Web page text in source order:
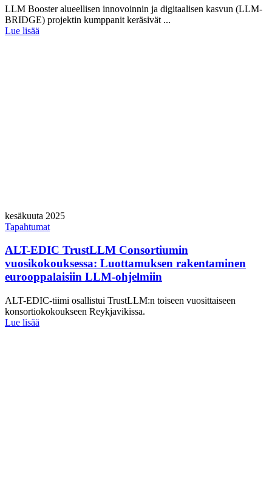
LLM Booster alueellisen innovoinnin ja digitaalisen kasvun (LLM-
BRIDGE) projektin kumppanit keräsivät ...
Lue lisää
kesäkuuta 2025
Tapahtumat
ALT-EDIC TrustLLM Consortiumin
vuosikokouksessa: Luottamuksen rakentaminen
eurooppalaisiin LLM-ohjelmiin
ALT-EDIC-tiimi osallistui TrustLLM:n toiseen vuosittaiseen
konsortiokokoukseen Reykjavikissa.
Lue lisää